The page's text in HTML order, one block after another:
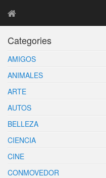
Categories
AMIGOS
ANIMALES
ARTE
AUTOS
BELLEZA
CIENCIA
CINE
CONMOVEDOR